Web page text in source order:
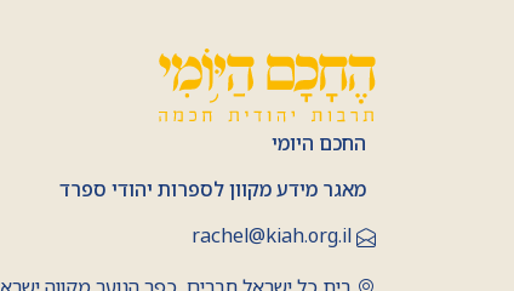
החכם היומי
מאגר מידע מקוון לספרות יהודי ספרד
rachel@kiah.org.il